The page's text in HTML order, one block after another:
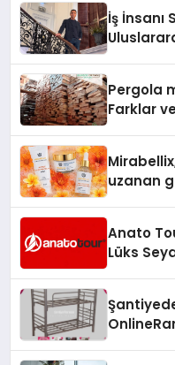
İş İnsanı
Pergola
Farklar
uzanan
Anato
Lüks